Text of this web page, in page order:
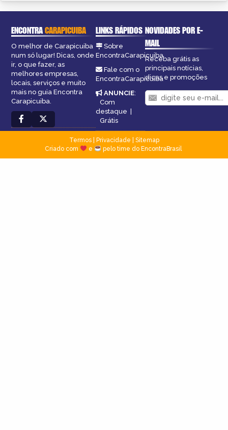
ENCONTRACARAPICUIBA
O melhor de Carapicuiba
num só lugar! Dicas, onde
ir, o que fazer, as
melhores empresas,
locais, serviços e muito
mais no guia Encontra
Carapicuiba.
LINKS RÁPIDOS
Sobre
EncontraCarapicuiba
Fale com o
EncontraCarapicuiba
ANUNCIE:
Com
destaque |
Grátis
NOVIDADES POR E-
MAIL
Receba grátis as
principais notícias,
dicas e promoções
Termos| Privacidade
Sitemap
Criado com
e pelo time do EncontraBrasil